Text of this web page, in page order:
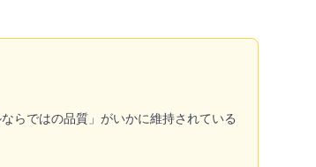
らではの品質」がいかに維持されている